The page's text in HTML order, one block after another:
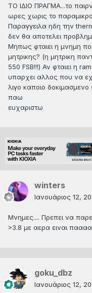
ΤΟ ΙΔΙΟ ΠΡΑΓΜΑ...το
ωρες χωρις το
Παραγγειλα ηδη την
δεν θα αποτελει
Μηπως φταιει η μνημη
μητρικης? (η μητρικη
550 FSB!!!) Αν φταιει η
υπαρχει αλλος που να
λιγο καποιο
παω
ευχαριστω
winters
Ιανουάριος 12,
Μνημες.... Πρεπει να
>3.8 με αερα ειναι
goku_dbz
Ιανουάριος 12,